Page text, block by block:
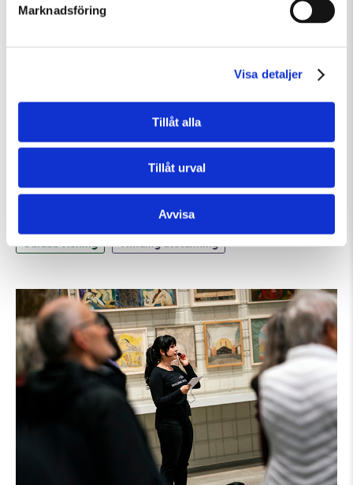
Marknadsföring
Visa detaljer
Tillåt alla
Tillåt urval
Avvisa
Lördag 8 Augusti Kl 12:30
Guidad visning: Public Domain